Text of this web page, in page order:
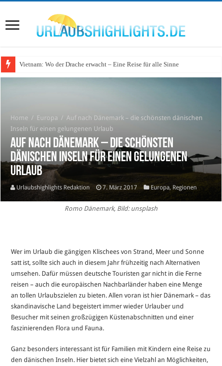
Vietnam: Wo der Drache erwacht – Eine Reise für alle Sinne
Home / Europa / Auf nach Dänemark – die schönsten dänischen
Inseln für einen gelungenen Urlaub
Auf nach Dänemark – die schönsten
dänischen Inseln für einen gelungenen
Urlaub
Urlaubshighlights Redaktion 7. März 2017 Europa, Regionen
Romo Dänemark, Bild: unsplash
Wer im Urlaub die gängigen Klischees von Strand, Meer und Sonne
satt ist, sollte sich auch in diesem Jahr frühzeitig nach Alternativen
umsehen. Dafür müssen deutsche Touristen gar nicht in die Ferne
reisen – auch die europäischen Nachbarländer haben eine Menge
an tollen Urlaubszielen zu bieten. Allen voran ist hier Dänemark – das
skandinavische Land begeistert immer wieder Urlauber und
Besucher mit seinen großzügigen Küstenabschnitten und einer
faszinierenden Flora und Fauna.
Ganz besonders interessant ist für Familien mit Kindern eine Reise zu
den dänischen Inseln. Hier bietet sich eine Vielzahl an Möglichkeiten,